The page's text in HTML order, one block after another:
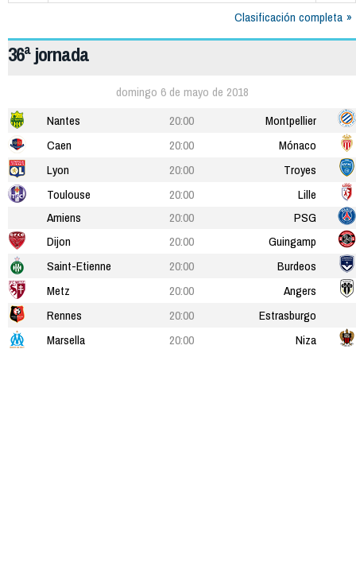
Clasificación completa
36ª jornada
domingo 6 de mayo de 2018
Nantes
20:00
Montpellier
Caen
20:00
Mónaco
Lyon
20:00
Troyes
Toulouse
20:00
Lille
Amiens
20:00
PSG
Dijon
20:00
Guingamp
Saint-Etienne
20:00
Burdeos
Metz
20:00
Angers
Rennes
20:00
Estrasburgo
Marsella
20:00 Niza